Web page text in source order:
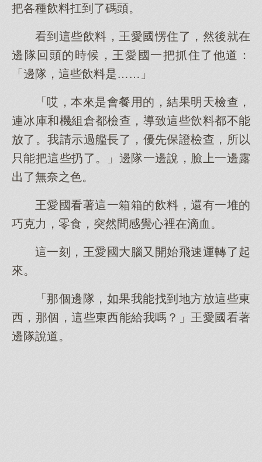
把各種飲料扛到了碼頭。
看到這些飲料，王愛國愣住了，然後就在
邊隊回頭的時候，王愛國一把抓住了他道：
「邊隊，這些飲料是……」
「哎，本來是會餐用的，結果明天檢查，
連冰庫和機組倉都檢查，導致這些飲料都不能
放了。我請示過艦長了，優先保證檢查，所以
只能把這些扔了。」邊隊一邊說，臉上一邊露
出了無奈之色。
王愛國看著這一箱箱的飲料，還有一堆的
巧克力，零食，突然間感覺心裡在滴血。
這一刻，王愛國大腦又開始飛速運轉了起
來。
「那個邊隊，如果我能找到地方放這些東
西，那個，這些東西能給我嗎？」王愛國看著
邊隊說道。